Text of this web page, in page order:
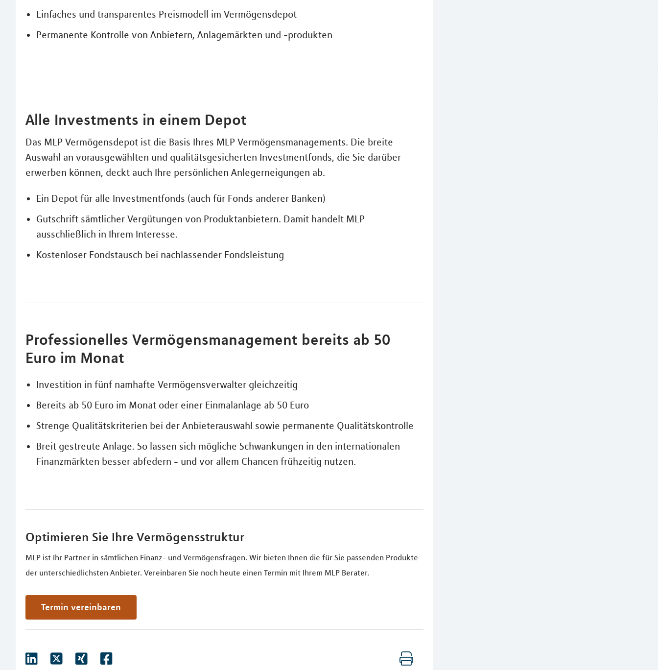
Einfaches und transparentes Preismodell im Vermögensdepot
Permanente Kontrolle von Anbietern, Anlagemärkten und -produkten
Alle Investments in einem Depot
Das MLP Vermögensdepot ist die Basis Ihres MLP Vermögensmanagements. Die breite
Auswahl an vorausgewählten und qualitätsgesicherten Investmentfonds, die Sie darüber
erwerben können, deckt auch Ihre persönlichen Anlegerneigungen ab.
Ein Depot für alle Investmentfonds (auch für Fonds anderer Banken)
Gutschrift sämtlicher Vergütungen von Produktanbietern. Damit handelt MLP
ausschließlich in Ihrem Interesse.
Kostenloser Fondstausch bei nachlassender Fondsleistung
Professionelles Vermögensmanagement bereits ab 50
Euro im Monat
Investition in fünf namhafte Vermögensverwalter gleichzeitig
Bereits ab 50 Euro im Monat oder einer Einmalanlage ab 50 Euro
Strenge Qualitätskriterien bei der Anbieterauswahl sowie permanente Qualitätskontrolle
Breit gestreute Anlage. So lassen sich mögliche Schwankungen in den internationalen
Finanzmärkten besser abfedern - und vor allem Chancen frühzeitig nutzen.
Optimieren Sie Ihre Vermögensstruktur
MLP ist Ihr Partner in sämtlichen Finanz- und Vermögensfragen. Wir bieten Ihnen die für Sie passenden Produkte
der unterschiedlichsten Anbieter. Vereinbaren Sie noch heute einen Termin mit Ihrem MLP Berater.
Termin vereinbaren